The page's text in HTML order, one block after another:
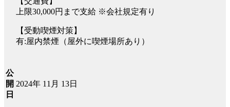
上限30,000円まで支給 ※会社規定有り
【受動喫煙対策】
有:屋内禁煙（屋外に喫煙場所あり）
公
開
日
2024年 11月 13日